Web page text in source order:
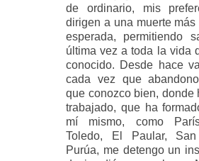
de ordinario, mis
dirigen a una muerte más
esperada, permitiendo
última vez a toda la vida
conocido. Desde hace
cada vez que
que conozco bien, donde
trabajado, que ha
mí mismo, como
Toledo, El Paular,
Purúa, me detengo un